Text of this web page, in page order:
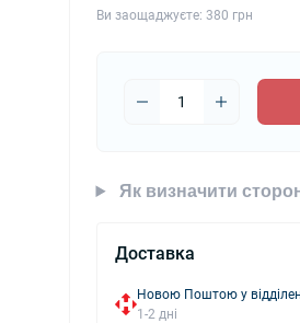
Ви заощаджуєте: 380 грн
Як визначити
Доставка
Новою Поштою у
1-2 дні